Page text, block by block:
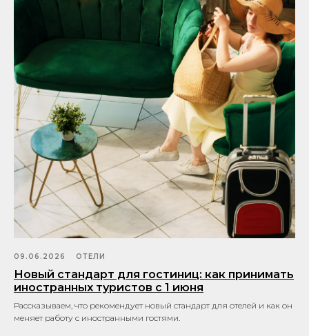
09.06.2026 ОТЕЛИ
Новый стандарт для гостиниц: как принимать
иностранных туристов с 1 июня
Рассказываем, что рекомендует новый стандарт для отелей и как он
меняет работу с иностранными гостями.